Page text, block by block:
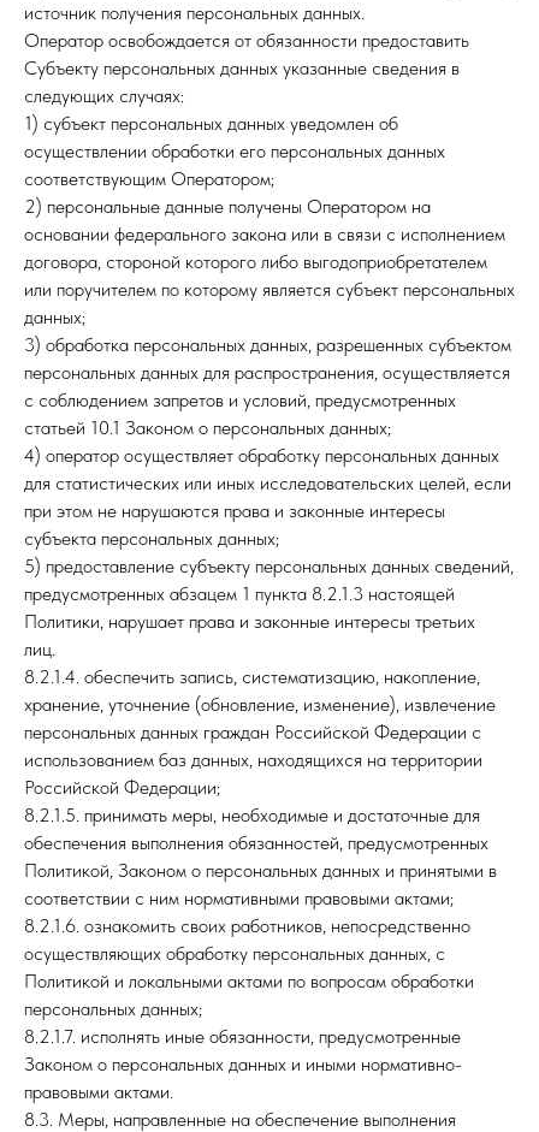
источник получения персональных данных.
Оператор освобождается от обязанности предоставить
Субъекту персональных данных указанные сведения в
следующих случаях:
1) субъект персональных данных уведомлен об
осуществлении обработки его персональных данных
соответствующим Оператором;
2) персональные данные получены Оператором на
основании федерального закона или в связи с исполнением
договора, стороной которого либо выгодоприобретателем
или поручителем по которому является субъект персональных
данных;
3) обработка персональных данных, разрешенных субъектом
персональных данных для распространения, осуществляется
с соблюдением запретов и условий, предусмотренных
статьей 10.1 Законом о персональных данных;
4) оператор осуществляет обработку персональных данных
для статистических или иных исследовательских целей, если
при этом не нарушаются права и законные интересы
субъекта персональных данных;
5) предоставление субъекту персональных данных сведений,
предусмотренных абзацем 1 пункта 8.2.1.3 настоящей
Политики, нарушает права и законные интересы третьих
лиц.
8.2.1.4. обеспечить запись, систематизацию, накопление,
хранение, уточнение (обновление, изменение), извлечение
персональных данных граждан Российской Федерации с
использованием баз данных, находящихся на территории
Российской Федерации;
8.2.1.5. принимать меры, необходимые и достаточные для
обеспечения выполнения обязанностей, предусмотренных
Политикой, Законом о персональных данных и принятыми в
соответствии с ним нормативными правовыми актами;
8.2.1.6. ознакомить своих работников, непосредственно
осуществляющих обработку персональных данных, с
Политикой и локальными актами по вопросам обработки
персональных данных;
8.2.1.7. исполнять иные обязанности, предусмотренные
Законом о персональных данных и иными нормативно-
правовыми актами.
8.3. Меры, направленные на обеспечение выполнения